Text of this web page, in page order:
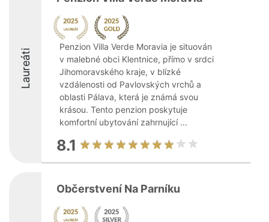
Laureáti
Penzion Villa Verde Moravia je situován
v malebné obci Klentnice, přímo v srdci
Jihomoravského kraje, v blízké
vzdálenosti od Pavlovských vrchů a
oblasti Pálava, která je známá svou
krásou. Tento penzion poskytuje
komfortní ubytování zahrnující ...
8.1
Občerstvení Na Parníku